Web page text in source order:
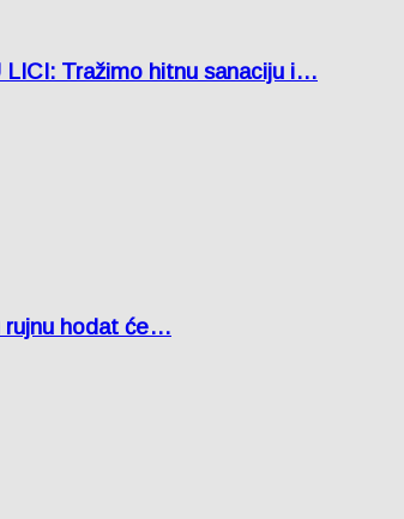
LICI: Tražimo hitnu sanaciju i…
rujnu hodat će…